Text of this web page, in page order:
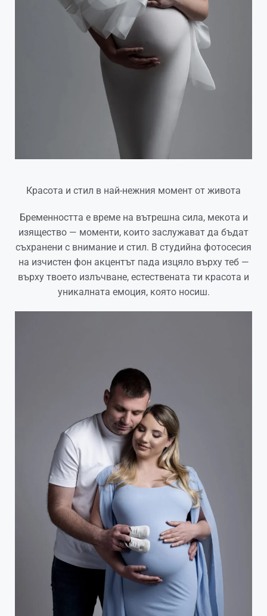
Красота и стил в най-нежния момент от живота
Бременността е време на вътрешна сила, мекота и
изящество — моменти, които заслужават да бъдат
съхранени с внимание и стил. В студийна фотосесия
на изчистен фон акцентът пада изцяло върху теб —
върху твоето излъчване, естествената ти красота и
уникалната емоция, която носиш.